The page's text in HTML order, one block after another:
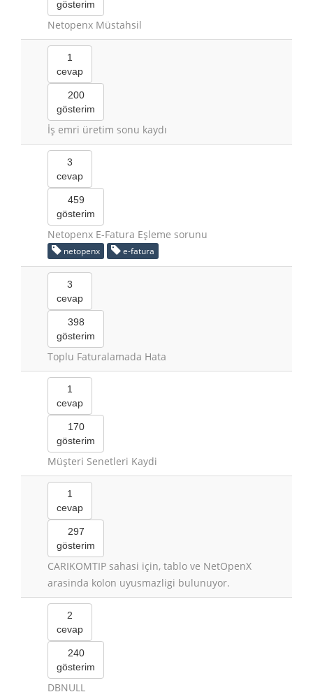
gösterim
Netopenx Müstahsil
1
cevap
200
gösterim
İş emri üretim sonu kaydı
3
cevap
459
gösterim
Netopenx E-Fatura Eşleme sorunu
netopenx e-fatura
3
cevap
398
gösterim
Toplu Faturalamada Hata
1
cevap
170
gösterim
Müşteri Senetleri Kaydi
1
cevap
297
gösterim
CARIKOMTIP sahasi için, tablo ve NetOpenX
arasinda kolon uyusmazligi bulunuyor.
2
cevap
240
gösterim
DBNULL